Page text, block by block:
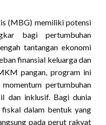
(MBG) memiliki potensi
bagi pertumbuhan
tantangan ekonomi
finansial keluarga dan
pangan, program ini
pertumbuhan
dan inklusif. Bagi dunia
dalam bentuk yang
pada perut rakyat